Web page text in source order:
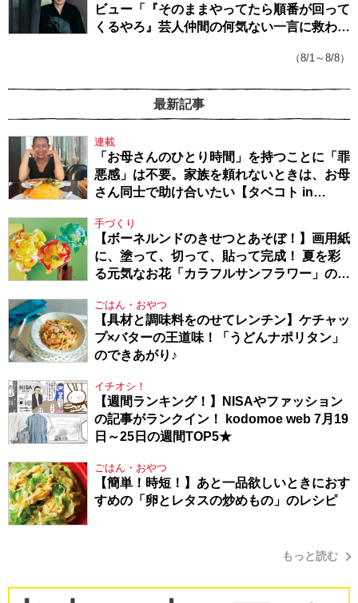
ビュー「『そのままやってたら順番が回って
くるやろ』芸人仲間の何気ない一言に救われ
（8/1～8/8）
最新記事
連載
「お母さんのひとり時間」を持つことに「罪
悪感」は不要。家族を頼れないときは、お母
さん同士で助け合いたい【タベコト in
手づくり
【ボーネルンドのきせつとあそぼ！】画用紙
に、塗って、切って、貼って完成！ 夏を彩
る元気なお花「カラフルサンフラワー」の作
ごはん・おやつ
【具材と調味料をのせてレンチン】ケチャッ
プ×バターの王道味！「うどんナポリタン」
のできあがり♪
イチオシ！
【週間ランキング！】NISAやファッション
の記事がランクイン！ kodomoe web 7月19
日～25日の週間TOP5★
ごはん・おやつ
【簡単！時短！】あと一品欲しいときにおす
すめの「卵とレタスの炒めもの」のレシピ
もっと読む